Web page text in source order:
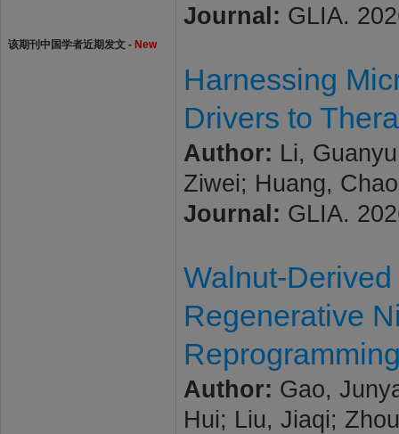
该期刊中国学者近期发文 - New
Journal: GLIA.
Harnessing
Drivers to
Author: Li,
Ziwei; Huang,
Journal: GLIA.
Walnut-
Regenerative
Author: Gao,
Hui; Liu, Jiaqi;